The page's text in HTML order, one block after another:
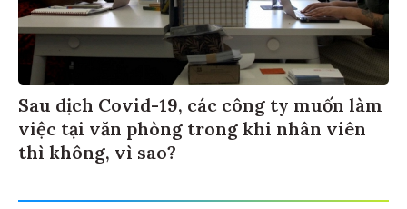
Sau dịch Covid-19, các công ty muốn làm
việc tại văn phòng trong khi nhân viên
thì không, vì sao?